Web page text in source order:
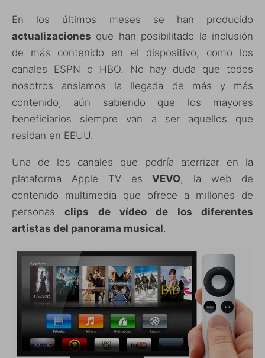
En los últimos meses se han producido
actualizaciones que han posibilitado la inclusión
de más contenido en el dispositivo, como los
canales ESPN o HBO. No hay duda que todos
nosotros ansiamos la llegada de más y más
contenido, aún sabiendo que los mayores
beneficiarios siempre van a ser aquellos que
residan en EEUU.
Una de los canales que podría aterrizar en la
plataforma Apple TV esVEVO, la web de
contenido multimedia que ofrece a millones de
personasclips de vídeo de los diferentes
artistas del panorama musical.